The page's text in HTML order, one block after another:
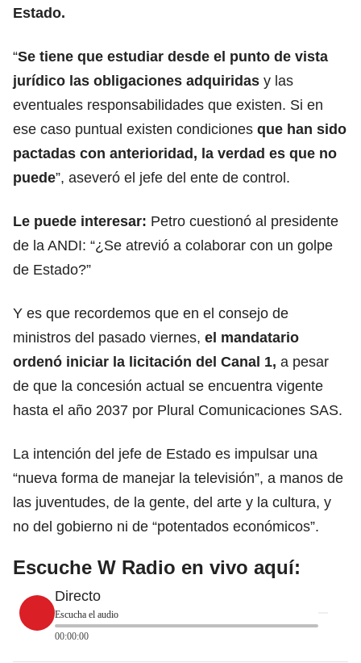
Estado.
“Se tiene que estudiar desde el punto de vista
jurídico las obligaciones adquiridas y las
eventuales responsabilidades que existen. Si en
ese caso puntual existen condiciones que han sido
pactadas con anterioridad, la verdad es que no
puede”, aseveró el jefe del ente de control.
Le puede interesar: Petro cuestionó al presidente
de la ANDI: “¿Se atrevió a colaborar con un golpe
de Estado?”
Y es que recordemos que en el consejo de
ministros del pasado viernes, el mandatario
ordenó iniciar la licitación del Canal 1, a pesar
de que la concesión actual se encuentra vigente
hasta el año 2037 por Plural Comunicaciones SAS.
La intención del jefe de Estado es impulsar una
“nueva forma de manejar la televisión”, a manos de
las juventudes, de la gente, del arte y la cultura, y
no del gobierno ni de “potentados económicos”.
Escuche W Radio en vivo aquí:
Directo
Escucha el audio
00:00:00